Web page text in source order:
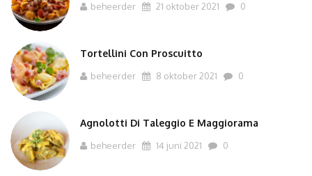
beheerder 21 oktober 2021 0
Tortellini Con Proscuitto
beheerder 8 oktober 2021 0
Agnolotti Di Taleggio E Maggiorama
beheerder 14 juni 2021 0